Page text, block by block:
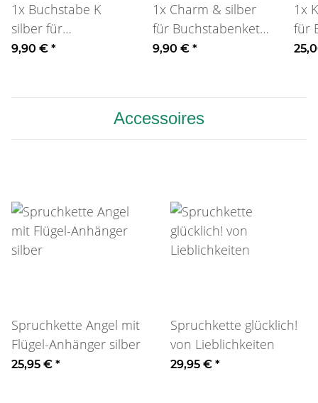
1x Buchstabe K
silber für
Buchstabenkette
9,90 € *
1x Charm & silber
für Buchstabenkette
oder Armband
9,90 € *
1x
für
Accessoires
Spruchkette Angel mit
Flügel-Anhänger silber
25,95 € *
Spruchkette glücklich!
von Lieblichkeiten
29,95 € *